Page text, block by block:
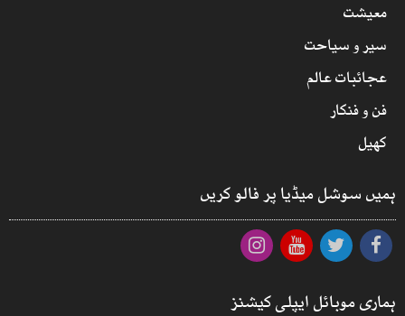
معیشت
سیر و سیاحت
عجائبات عالم
فن و فنکار
کھیل
ہمیں سوشل میڈیا پر فالو کریں
ہماری موبائل ایپلی کیشنز